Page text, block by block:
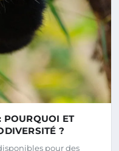
POURQUOI ET
?
pour des